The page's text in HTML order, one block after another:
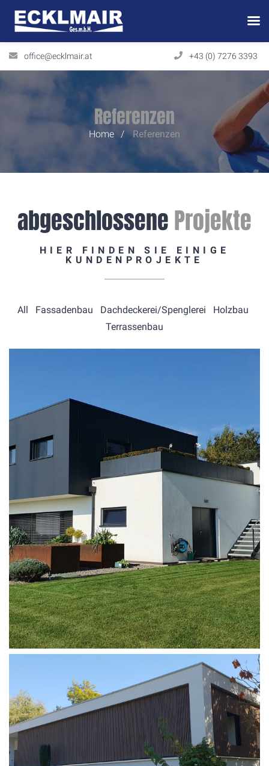
office@ecklmair.at +43 (0) 7276 3393
Referenzen
Home Referenzen
abgeschlosseneProjekte
HIER FINDEN SIE EINIGE
KUNDENPROJEKTE
All Fassadenbau Dachdeckerei/Spenglerei
Holzbau
Terrassenbau